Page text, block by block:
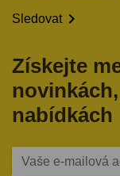
Sledovat
Získejte
nabídkách